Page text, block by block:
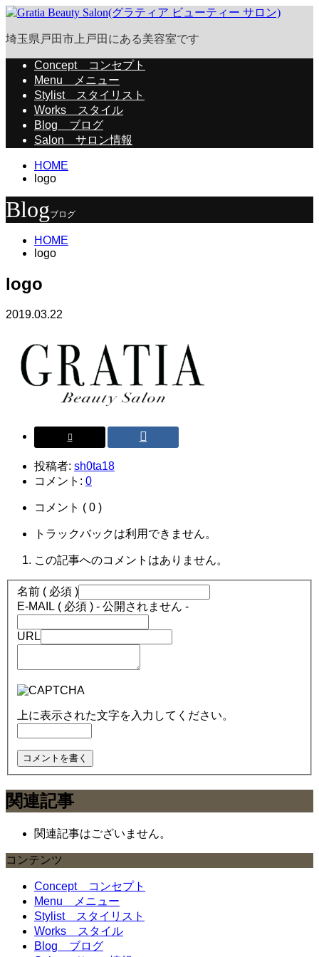
埼玉県戸田市上戸田にある美容室です
Concept
コンセプト
Menu
メニュー
Stylist
スタイリスト
Works
スタイル
Blog ブログ
Salon サロン情報
HOME
logo
Blogブログ
HOME
logo
logo
2019.03.22
投稿者: sh0ta18
コメント: 0
コメント ( 0 )
トラックバックは利用できません。
この記事へのコメントはありません。
名前 ( 必須 )
E-MAIL ( 必須 ) - 公開されません -
URL
上に表示された文字を入力してください。
関連記事
関連記事はございません。
コンテンツ
Concept
コンセプト
Menu
メニュー
Stylist
スタイリスト
Works
スタイル
Blog ブログ